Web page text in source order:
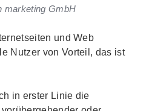
marketing GmbH
und Web
Nutzer von Vorteil, das ist
in erster Linie die